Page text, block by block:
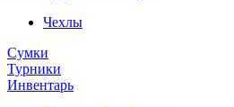
Чехлы
Сумки
Турники
Инвентарь